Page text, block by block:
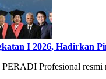
I 2026, Hadirkan
Profesional